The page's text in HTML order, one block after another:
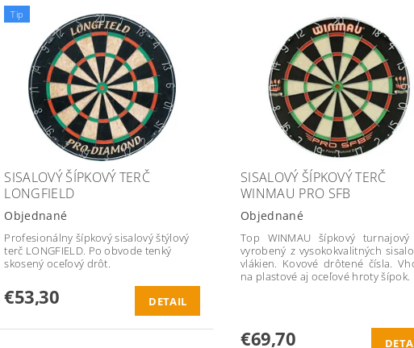
Tip
SISALOVÝ ŠÍPKOVÝ TERČ
LONGFIELD
Objednané
Profesionálny šípkový sisalový štýlový
terč LONGFIELD. Po obvode tenký
skosený oceľový drôt.
€53,30 DETAIL
SISALOVÝ ŠÍPKOVÝ TERČ
WINMAU PRO SFB
Objednané
Top WINMAU šípkový
vyrobený z vysokokvalitných
vlákien. Kovové drôtené čísla.
na plastové aj oceľové hroty šípok.
€69,70